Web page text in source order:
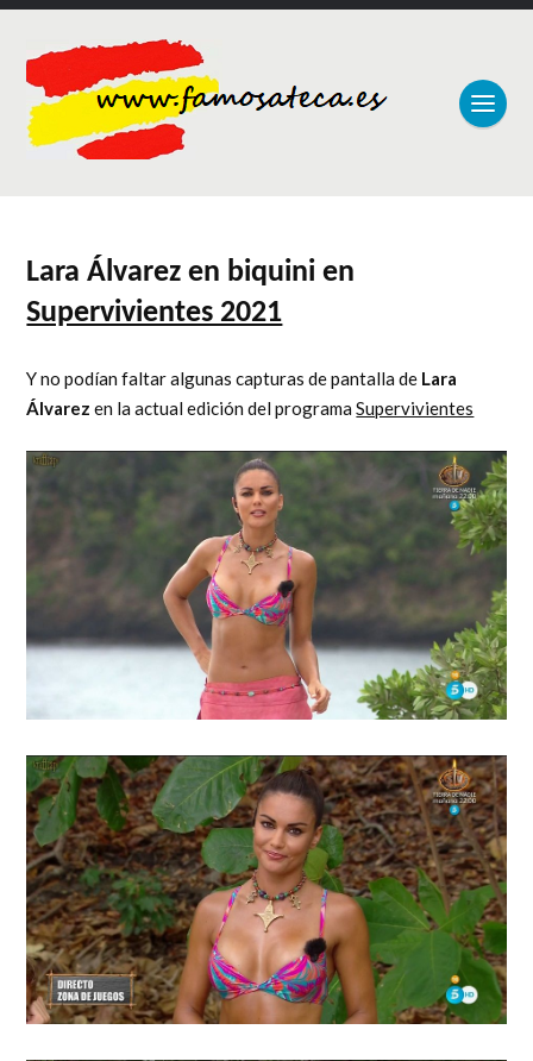
Lara Álvarez en biquini en
Supervivientes 2021
Y no podían faltar algunas capturas de pantalla de Lara
Álvarez en la actual edición del programaSupervivientes